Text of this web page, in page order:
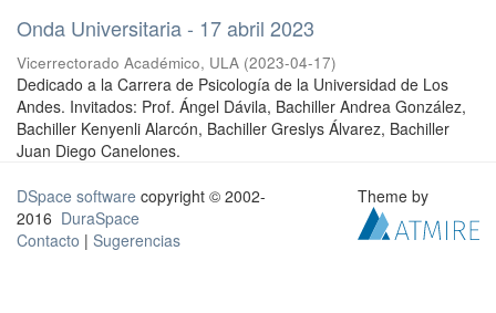
Onda Universitaria - 17 abril 2023
Vicerrectorado Académico, ULA (2023-04-17)
Dedicado a la Carrera de Psicología de la Universidad de Los
Andes. Invitados: Prof. Ángel Dávila, Bachiller Andrea González,
Bachiller Kenyenli Alarcón, Bachiller Greslys Álvarez, Bachiller
Juan Diego Canelones.
DSpace software copyright © 2002-
2016 DuraSpace
Contacto | Sugerencias
Theme by